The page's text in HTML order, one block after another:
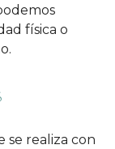
física o
se realiza con